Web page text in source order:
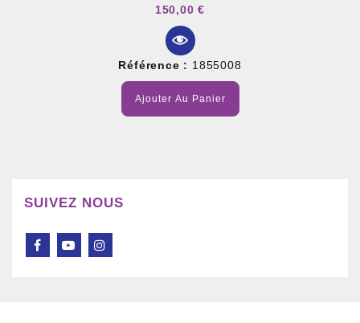
150,00 €
Référence : 1855008
Ajouter Au Panier
SUIVEZ NOUS